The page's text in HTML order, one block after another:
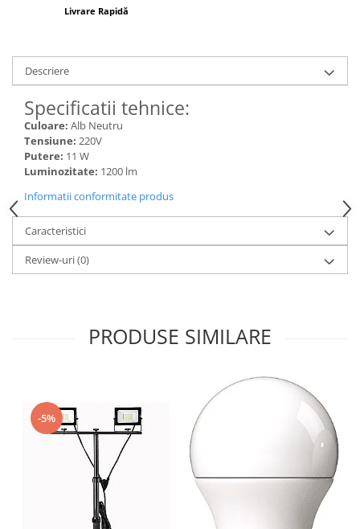
Iluminat decorativ de Craciun
Livrare Rapidă
Descriere
Specificatii tehnice:
Culoare: Alb Neutru
Tensiune: 220V
Putere: 11 W
Luminozitate: 1200 lm
Informatii conformitate produs
Caracteristici
Review-uri(0)
PRODUSE SIMILARE
-5%